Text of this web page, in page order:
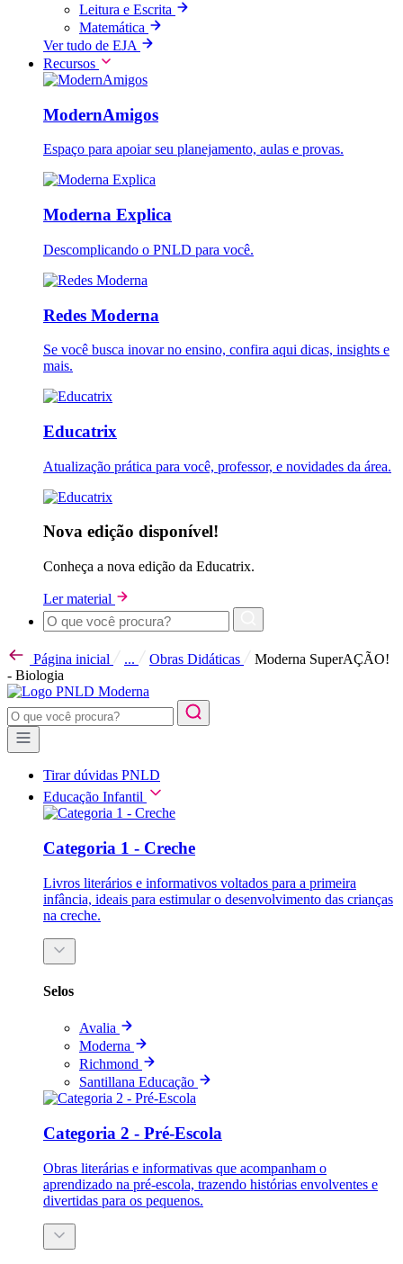
Leitura e Escrita
Matemática
Ver tudo de EJA
Recursos
ModernAmigos
Espaço para apoiar seu planejamento, aulas e provas.
Moderna Explica
Descomplicando o PNLD para você.
Redes Moderna
Se você busca inovar no ensino, confira aqui dicas, insights e
mais.
Educatrix
Atualização prática para você, professor, e novidades da área.
Nova edição disponível!
Conheça a nova edição da Educatrix.
Ler material
Página inicial ... Obras Didáticas
Moderna SuperAÇÃO!
- Biologia
Tirar dúvidas PNLD
Educação Infantil
Categoria 1 - Creche
Livros literários e informativos voltados para a primeira
infância, ideais para estimular o desenvolvimento das crianças
na creche.
Selos
Avalia
Moderna
Richmond
Santillana Educação
Categoria 2 - Pré-Escola
Obras literárias e informativas que acompanham o
aprendizado na pré-escola, trazendo histórias envolventes e
divertidas para os pequenos.